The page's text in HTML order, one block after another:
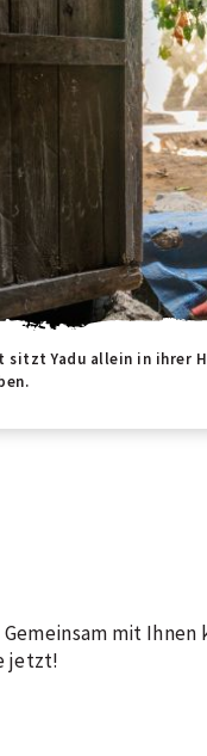
sitzt Yadu allein in ihrer
mit
jetzt!